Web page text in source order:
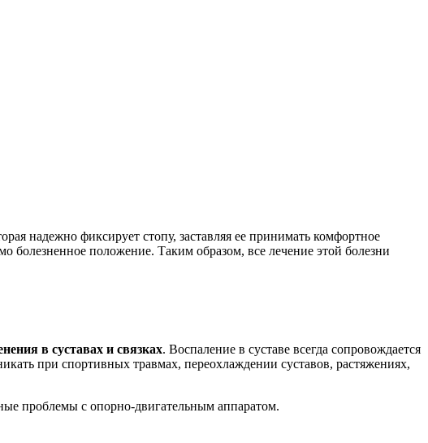
надежно фиксирует стопу, заставляя ее принимать комфортное
болезненное положение. Таким образом, все лечение этой болезни
в суставах и связках. Воспаление в суставе всегда сопровождается
при спортивных травмах, переохлаждении суставов, растяжениях,
проблемы с опорно-двигательным аппаратом.